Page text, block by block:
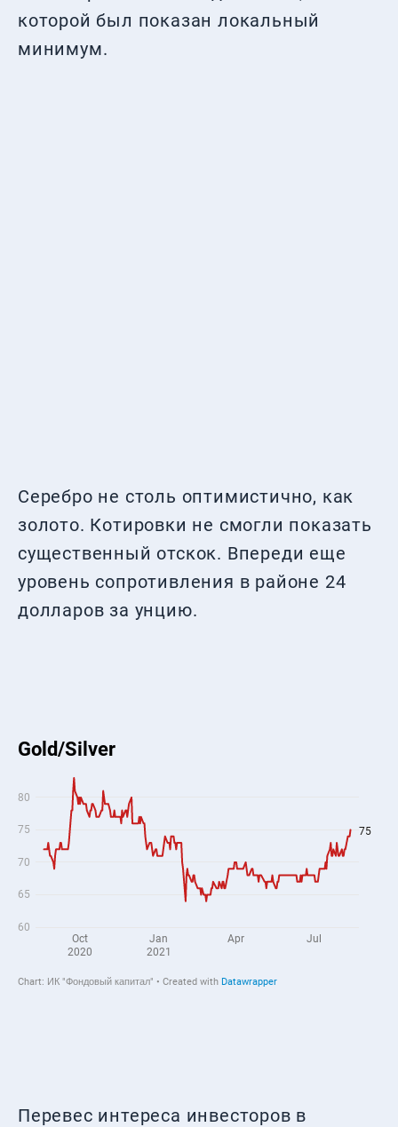
которой был показан локальный
минимум.
Серебро не столь оптимистично, как
золото. Котировки не смогли показать
существенный отскок. Впереди еще
уровень сопротивления в районе 24
долларов за унцию.
Перевес интереса инвесторов в